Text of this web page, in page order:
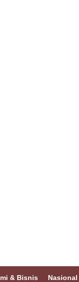
& Bisnis Nasional